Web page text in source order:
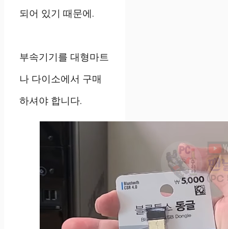
되어 있기 때문에.
부속기기를 대형마트
나 다이소에서 구매
하셔야 합니다.